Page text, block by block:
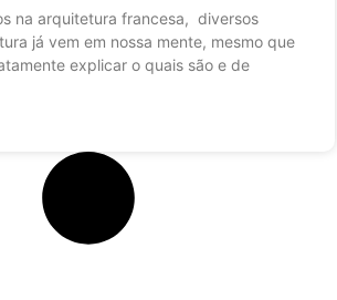
na arquitetura francesa, diversos
já vem em nossa mente, mesmo que
explicar o quais são e de